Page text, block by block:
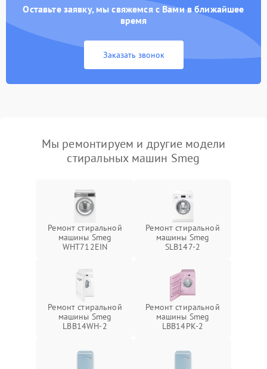
Оставьте заявку, мы свяжемся с Вами в ближайшее
время
Заказать звонок
Мы ремонтируем и другие модели
стиральных машин Smeg
Ремонт стиральной
машины Smeg
WHT712EIN
Ремонт стиральной
машины Smeg
SLB147-2
Ремонт стиральной
машины Smeg
LBB14WH-2
Ремонт стиральной
машины Smeg
LBB14PK-2